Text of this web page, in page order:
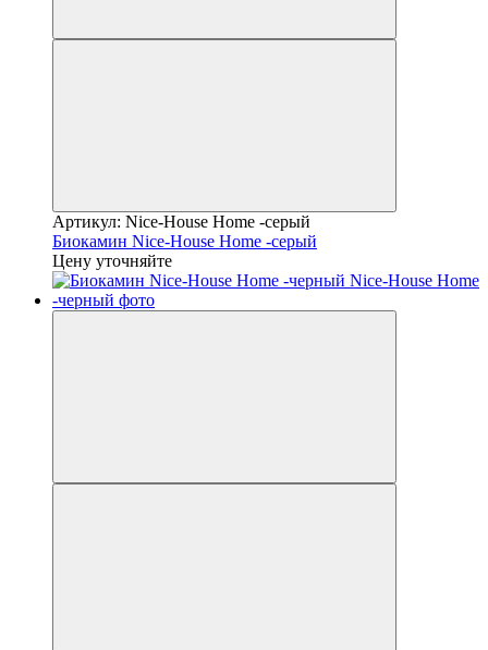
Артикул: Nice-House Home -серый
Биокамин Nice-House Home -серый
Цену уточняйте